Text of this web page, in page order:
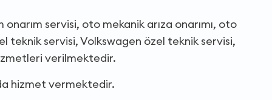
servisi, oto mekanik arıza onarımı, oto
teknik servisi, Volkswagen özel teknik servisi,
verilmektedir.
hizmet vermektedir.